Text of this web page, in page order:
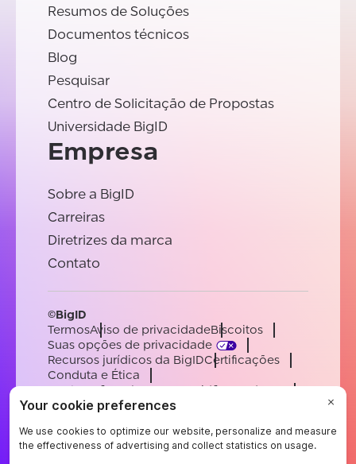
Resumos de Soluções
Documentos técnicos
Blog
Pesquisar
Centro de Solicitação de Propostas
Universidade BigID
Empresa
Sobre a BigID
Carreiras
Diretrizes da marca
Contato
©BigID
TermosAviso de privacidadeBiscoitos
Suas opções de privacidade
Recursos jurídicos da BigIDCertificações
Conduta e Ética
Declaração sobre a escravidão moderna
SubprocessadoresApoiar
EnglishGermanFrenchSpanishPortuguese